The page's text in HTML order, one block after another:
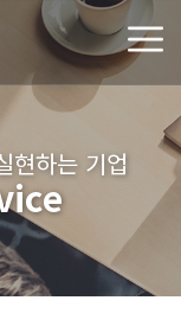
현하는 기업